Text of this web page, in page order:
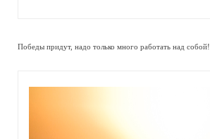
Победы придут, надо только много работать над собой!